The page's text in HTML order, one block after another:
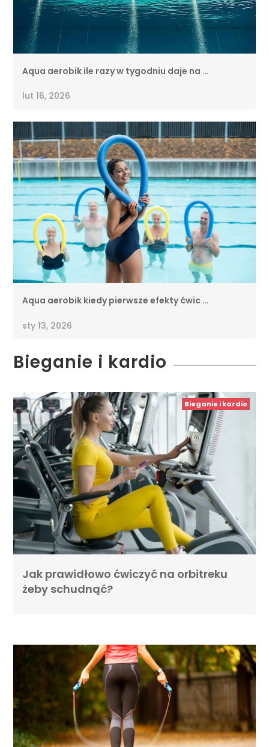
Aqua aerobik ile razy w tygodniu daje na …
lut 16, 2026
Aqua aerobik kiedy pierwsze efekty ćwic …
sty 13, 2026
Bieganie i kardio
Bieganie i kardio
Jak prawidłowo ćwiczyć na orbitreku
żeby schudnąć?